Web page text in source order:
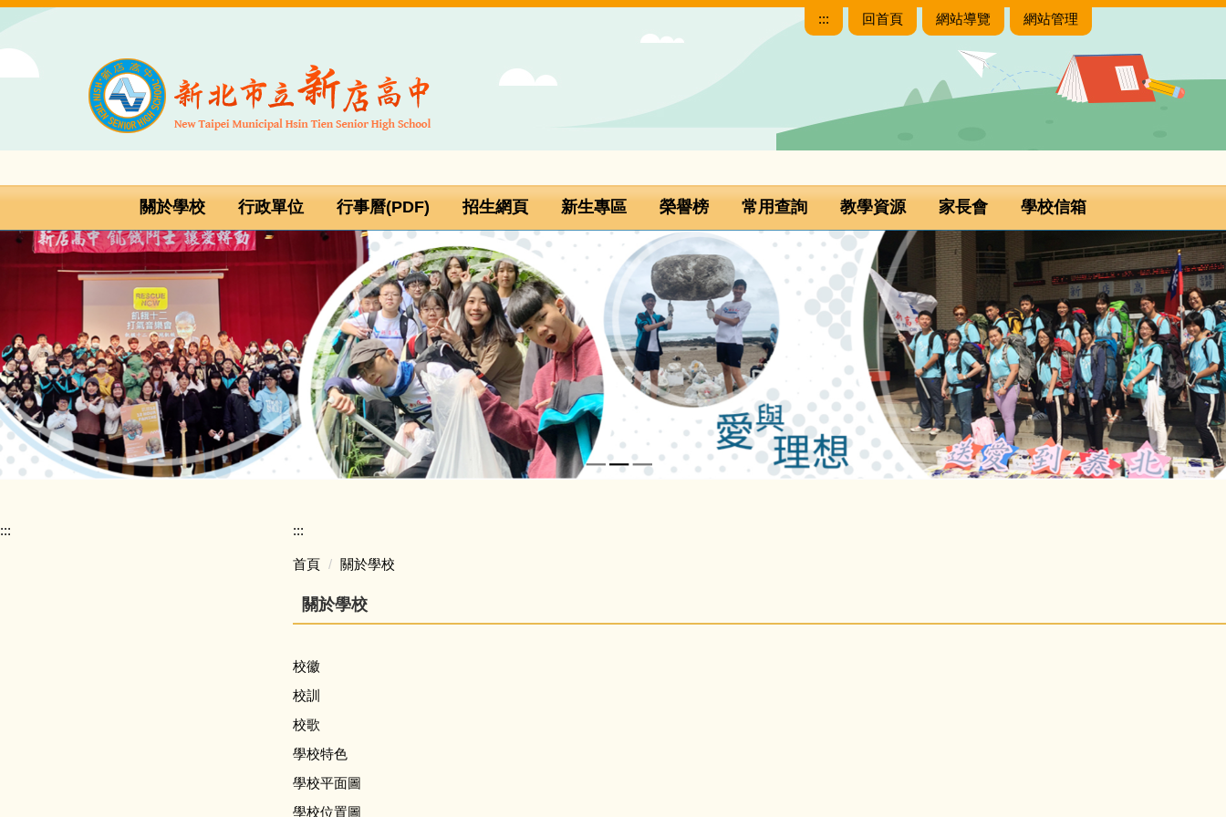
主
::: 回首頁 網站導覽 網站管理
關於學校 行政單位 行事曆(PDF) 招生網頁 新生專區 榮譽榜 常用查詢 教學資源 家長會 學校信箱
::: :::
首頁 關於學校
關於學校
校徽
校訓
校歌
學校特色
學校平面圖
學校位置圖